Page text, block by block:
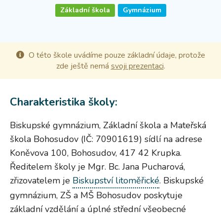
Základní škola Gymnázium
O této škole uvádíme pouze základní údaje, protože
zde ještě nemá svoji prezentaci.
Charakteristika školy:
Biskupské gymnázium, Základní škola a Mateřská
škola Bohosudov (IČ: 70901619) sídlí na adrese
Koněvova 100, Bohosudov, 417 42 Krupka.
Ředitelem školy je Mgr. Bc. Jana Pucharová,
zřizovatelem je Biskupství litoměřické. Biskupské
gymnázium, ZŠ a MŠ Bohosudov poskytuje
základní vzdělání a úplné střední všeobecné